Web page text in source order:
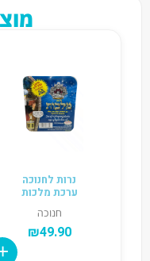
נרות לחנוכה
ערכת מלכות
חנוכה
₪49.90